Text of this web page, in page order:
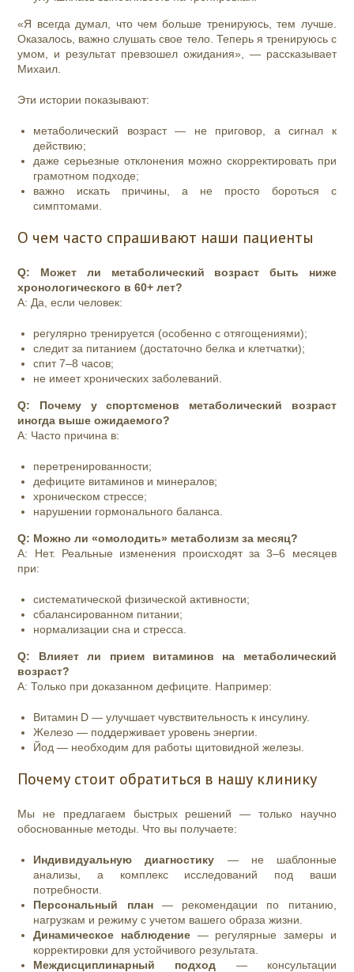
«Я всегда думал, что чем больше тренируюсь, тем лучше.
Оказалось, важно слушать свое тело. Теперь я тренируюсь с
умом, и результат превзошел ожидания», — рассказывает
Михаил.
Эти истории показывают:
метаболический возраст — не приговор, а сигнал к
действию;
даже серьезные отклонения можно скорректировать при
грамотном подходе;
важно искать причины, а не просто бороться с
симптомами.
О чем часто спрашивают наши пациенты
Q: Может ли метаболический возраст быть ниже
хронологического в 60+ лет?
A: Да, если человек:
регулярно тренируется (особенно с отягощениями);
следит за питанием (достаточно белка и клетчатки);
спит 7–8 часов;
не имеет хронических заболеваний.
Q: Почему у спортсменов метаболический возраст
иногда выше ожидаемого?
A: Часто причина в:
перетренированности;
дефиците витаминов и минералов;
хроническом стрессе;
нарушении гормонального баланса.
Q: Можно ли «омолодить» метаболизм за месяц?
A: Нет. Реальные изменения происходят за 3–6 месяцев
при:
систематической физической активности;
сбалансированном питании;
нормализации сна и стресса.
Q: Влияет ли прием витаминов на метаболический
возраст?
A: Только при доказанном дефиците. Например:
Витамин D — улучшает чувствительность к инсулину.
Железо — поддерживает уровень энергии.
Йод — необходим для работы щитовидной железы.
Почему стоит обратиться в нашу клинику
Мы не предлагаем быстрых решений — только научно
обоснованные методы. Что вы получаете:
Индивидуальную диагностику — не шаблонные
анализы, а комплекс исследований под ваши
потребности.
Персональный план— рекомендации по питанию,
нагрузкам и режиму с учетом вашего образа жизни.
Динамическое наблюдение — регулярные замеры и
корректировки для устойчивого результата.
Междисциплинарный подход — консультации